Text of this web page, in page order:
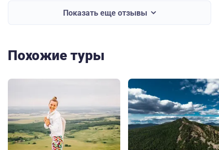
Показать еще отзывы
Похожие туры